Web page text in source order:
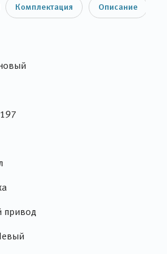
Комплектация Описание
197
привод